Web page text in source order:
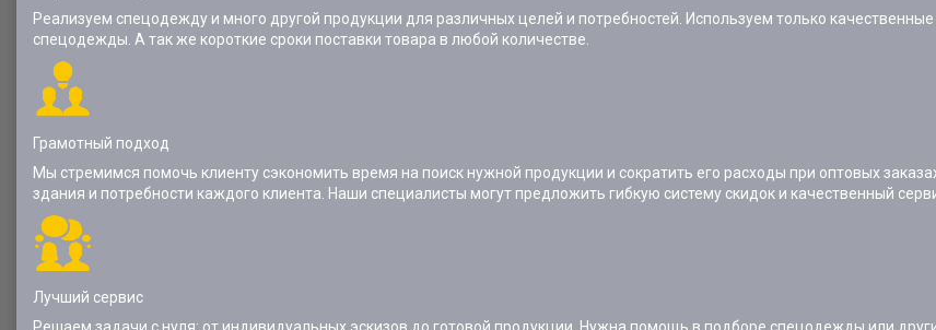
Реализуем спецодежду и много другой продукции для различных целей и потребностей. Используем только
спецодежды. А так же короткие сроки поставки товара в любой количестве.
Грамотный подход
Мы стремимся помочь клиенту сэкономить время на поиск нужной продукции и сократить его расходы при оптовых
здания и потребности каждого клиента. Наши специалисты могут предложить гибкую систему скидок и качественный
Лучший сервис